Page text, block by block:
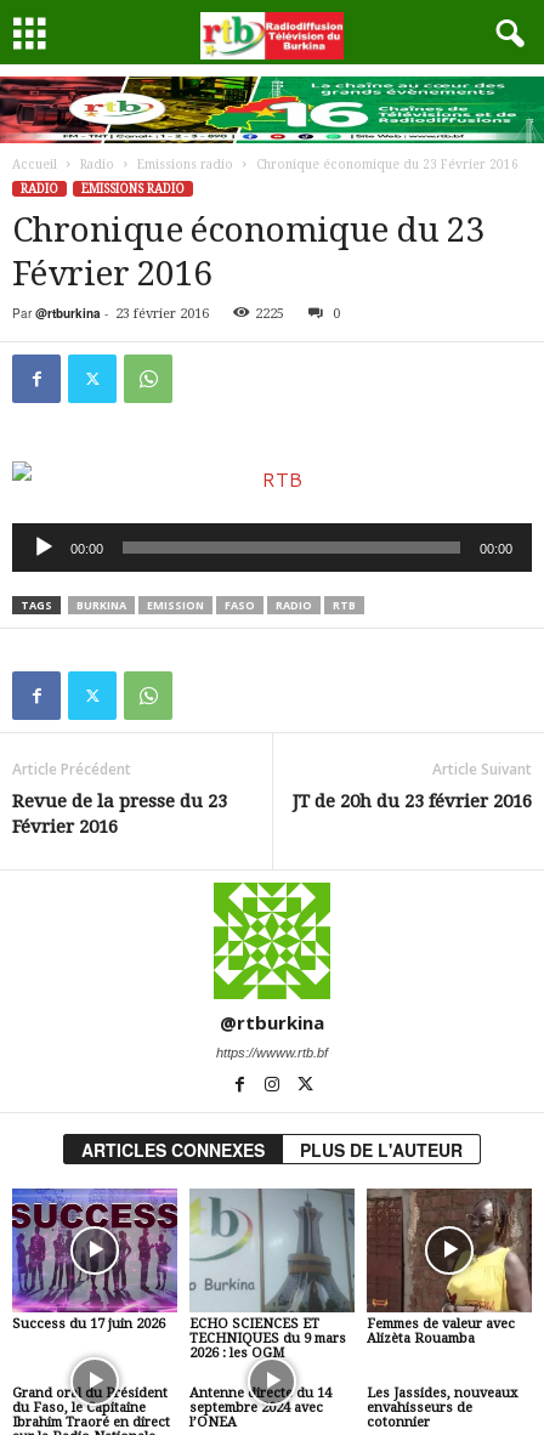
Accueil Radio Emissions radio
Chronique économique du 23 Février 2016
RADIO
EMISSIONS RADIO
Chronique économique du 23
Février 2016
Par @rtburkina - 23 février 2016 2225 0
Lecteur
audio
00:00 00:00
TAGS BURKINA EMISSION FASO RADIO RTB
Article Précédent
Revue de la presse du 23
Février 2016
Article Suivant
JT de 20h du 23 février 2016
@rtburkina
https://wwww.rtb.bf
ARTICLES CONNEXES PLUS DE L'AUTEUR
Success du 17 juin 2026
ECHO SCIENCES ET
TECHNIQUES du 9 mars
2026 : les OGM
Femmes de valeur avec
Alizèta Rouamba
Grand oral du Président
du Faso, le Capitaine
Ibrahim Traoré en direct
Antenne directe du 14
septembre 2024 avec
l’ONEA
Les Jassides, nouveaux
envahisseurs de
cotonnier